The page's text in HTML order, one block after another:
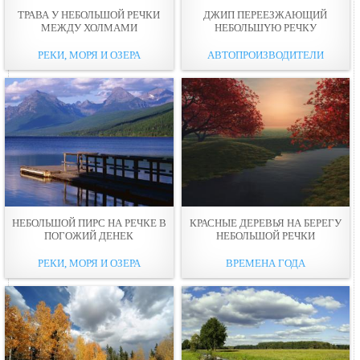
ТРАВА У НЕБОЛЬШОЙ РЕЧКИ
МЕЖДУ ХОЛМАМИ
РЕКИ, МОРЯ И ОЗЕРА
ДЖИП ПЕРЕЕЗЖАЮЩИЙ
НЕБОЛЬШYЮ РЕЧКУ
АВТОПРОИЗВОДИТЕЛИ
НЕБОЛЬШОЙ ПИРС НА РЕЧКЕ В
ПОГОЖИЙ ДЕНЕК
РЕКИ, МОРЯ И ОЗЕРА
КРАСНЫЕ ДЕРЕВЬЯ НА БЕРЕГУ
НЕБОЛЬШОЙ РЕЧКИ
ВРЕМЕНА ГОДА